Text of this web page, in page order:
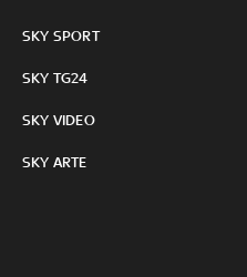
SKY SPORT
SKY TG24
SKY VIDEO
SKY ARTE